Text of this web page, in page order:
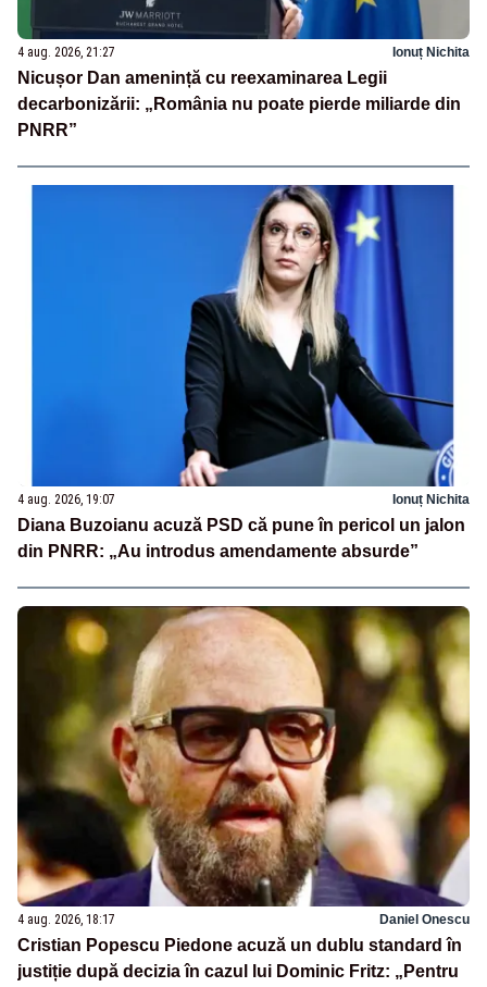
4 aug. 2026, 21:27 Ionuț Nichita
Nicușor Dan amenință cu reexaminarea Legii
decarbonizării: „România nu poate pierde miliarde din
PNRR”
4 aug. 2026, 19:07 Ionuț Nichita
Diana Buzoianu acuză PSD că pune în pericol un jalon
din PNRR: „Au introdus amendamente absurde”
4 aug. 2026, 18:17 Daniel Onescu
Cristian Popescu Piedone acuză un dublu standard în
justiție după decizia în cazul lui Dominic Fritz: „Pentru